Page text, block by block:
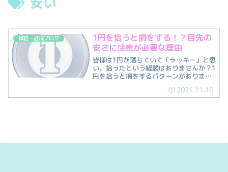
雑記・近況ブログ
1円を拾うと損をする！？目先の
安さに注意が必要な理由
皆様は1円が落ちていて「ラッキー」と思
い、拾ったという経験はありませんか？1
円を拾うと損をするパターンがありま
2021.11.10